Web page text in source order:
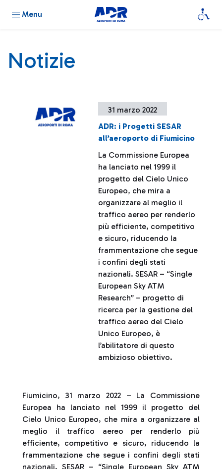
Menu
Notizie
31 marzo 2022
ADR: i Progetti SESAR
all’aeroporto di Fiumicino
La Commissione Europea
ha lanciato nel 1999 il
progetto del Cielo Unico
Europeo, che mira a
organizzare al meglio il
traffico aereo per renderlo
più efficiente, competitivo
e sicuro, riducendo la
frammentazione che segue
i confini degli stati
nazionali. SESAR – “Single
European Sky ATM
Research” – progetto di
ricerca per la gestione del
traffico aereo del Cielo
Unico Europeo, è
l’abilitatore di questo
ambizioso obiettivo.
Fiumicino, 31 marzo 2022 – La Commissione
Europea ha lanciato nel 1999 il progetto del
Cielo Unico Europeo, che mira a organizzare al
meglio il traffico aereo per renderlo più
efficiente, competitivo e sicuro, riducendo la
frammentazione che segue i confini degli stati
nazionali. SESAR – “Single European Sky ATM